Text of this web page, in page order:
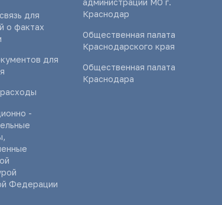
для
о фактах
для
-
Федерации
администрации МО г.
Краснодар
Общественная палата
Краснодарского края
Общественная палата
Краснодара